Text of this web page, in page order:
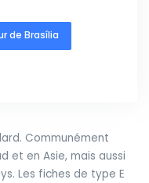
de Brasília
Communément
et en Asie, mais aussi
Les fiches de type E